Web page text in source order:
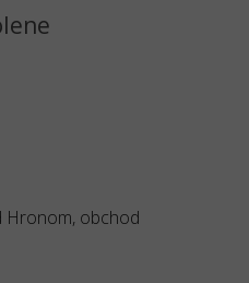
Hronom, obchod